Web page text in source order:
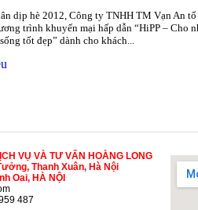
dịp hè 2012, Công ty TNHH TM Vạn An
trình khuyến mại hấp dẫn “HiPP – Cho
tốt đẹp” dành cho khách...
VỤ VÀ TƯ VẤN HOÀNG LONG
Thanh Xuân, Hà Nội
Oai, HÀ NỘI
487